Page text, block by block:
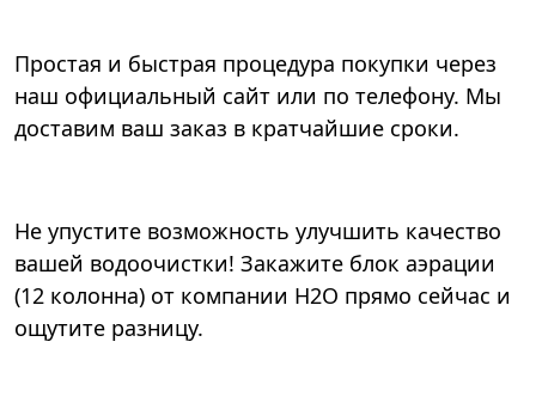
Простая и быстрая процедура покупки через
наш официальный сайт или по телефону. Мы
доставим ваш заказ в кратчайшие сроки.
Не упустите возможность улучшить качество
вашей водоочистки! Закажите блок аэрации
(12 колонна) от компании Н2О прямо сейчас и
ощутите разницу.